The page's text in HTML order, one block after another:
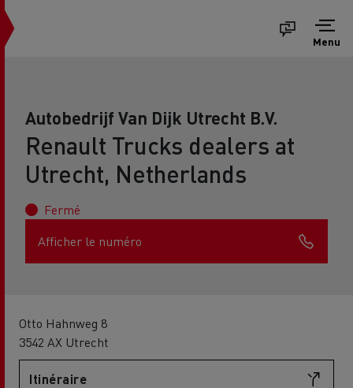
Menu
Autobedrijf Van Dijk Utrecht B.V.
Renault Trucks dealers at
Utrecht, Netherlands
Fermé
Afficher le numéro
Otto Hahnweg 8
3542 AX Utrecht
Itinéraire